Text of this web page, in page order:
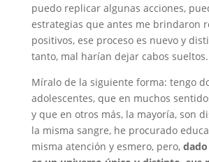
puedo replicar algunas acciones,
estrategias que antes me brindaron
positivos, ese proceso es nuevo y
tanto, mal harían dejar cabos sueltos.
Míralo de la siguiente forma: tengo
adolescentes, que en muchos
y que en otros más, la mayoría, son
la misma sangre, he procurado
misma atención y esmero, pero,